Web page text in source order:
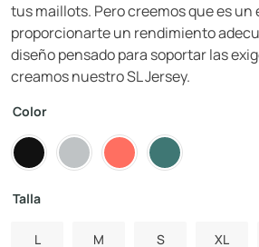
tus maillots. Pero creemos que es
proporcionarte un rendimiento
diseño pensado para soportar las
creamos nuestro SL Jersey.
Color
Talla
L M S XL